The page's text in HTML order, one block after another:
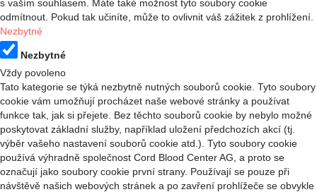
s vaším souhlasem. Máte také možnost tyto soubory cookie
odmítnout. Pokud tak učiníte, může to ovlivnit váš zážitek z prohlížení.
Nezbytné
Nezbytné
Vždy povoleno
Tato kategorie se týká nezbytně nutných souborů cookie. Tyto soubory
cookie vám umožňují procházet naše webové stránky a používat
funkce tak, jak si přejete. Bez těchto souborů cookie by nebylo možné
poskytovat základní služby, například uložení předchozích akcí (tj.
výběr vašeho nastavení souborů cookie atd.). Tyto soubory cookie
používá výhradně společnost Cord Blood Center AG, a proto se
označují jako soubory cookie první strany. Používají se pouze při
návštěvě našich webových stránek a po zavření prohlížeče se obvykle